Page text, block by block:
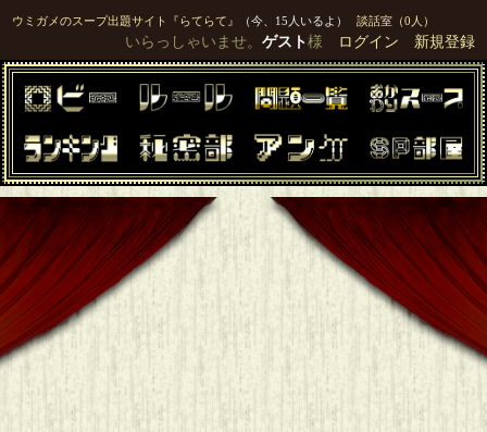
ウミガメのスープ出題サイト『らてらて』 （今、15人いるよ） 談話室（0人）
いらっしゃいませ。 ゲスト様 ログイン 新規登録